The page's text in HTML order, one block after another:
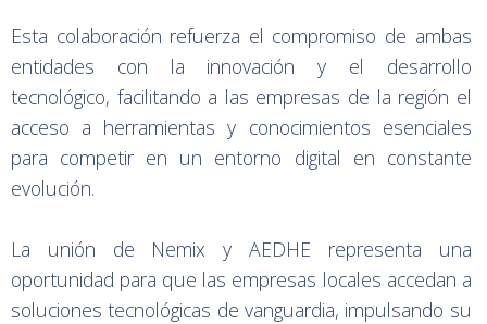
Esta colaboración refuerza el compromiso de ambas
entidades con la innovación y el desarrollo
tecnológico, facilitando a las empresas de la región el
acceso a herramientas y conocimientos esenciales
para competir en un entorno digital en constante
evolución.
La unión de Nemix y AEDHE representa una
oportunidad para que las empresas locales accedan a
soluciones tecnológicas de vanguardia, impulsando su